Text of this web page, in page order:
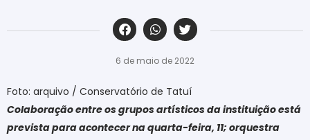
‎ ‎ ‎ ‎ ‎ ‎ ‎ ‎ ‎ ‎ ‎ ‎ ‎ ‎ ‎ ‎ ‎ ‎ ‎ ‎ ‎ ‎ ‎ ‎ ‎ ‎ ‎ ‎ ‎ ‎ ‎
6 de maio de 2022
Foto: arquivo / Conservatório de Tatuí
Colaboração entre os grupos artísticos da instituição está
prevista para acontecer na quarta-feira, 11; orquestra